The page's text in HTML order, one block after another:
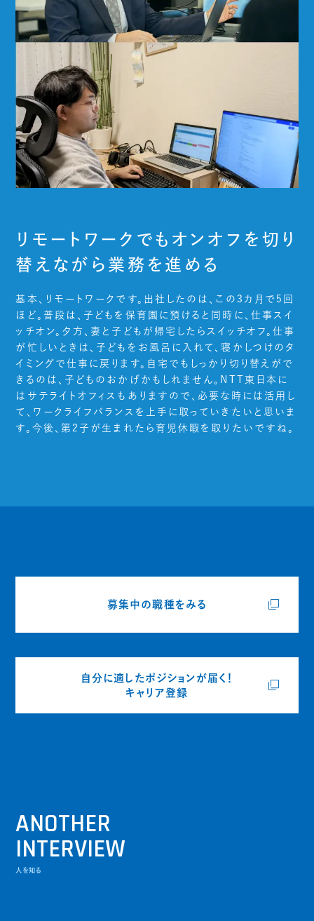
リモートワークでもオンオフを切り
替えながら業務を進める
基本、リモートワークです。出社したのは、この3カ月で5回
ほど。普段は、子どもを保育園に預けると同時に、仕事スイ
ッチオン。夕方、妻と子どもが帰宅したらスイッチオフ。仕事
が忙しいときは、子どもをお風呂に入れて、寝かしつけのタ
イミングで仕事に戻ります。自宅でもしっかり切り替えがで
きるのは、子どものおかげかもしれません。NTT東日本に
はサテライトオフィスもありますので、必要な時には活用し
て、ワークライフバランスを上手に取っていきたいと思いま
す。今後、第2子が生まれたら育児休暇を取りたいですね。
募集中の職種をみる
自分に適したポジションが届く！
キャリア登録
ANOTHER
INTERVIEW
人を知る